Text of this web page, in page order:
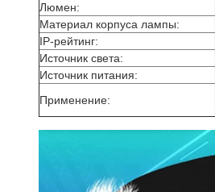
Люмен:
Материал корпуса лампы:
IP-рейтинг:
Источник света:
Источник питания:
Применение: